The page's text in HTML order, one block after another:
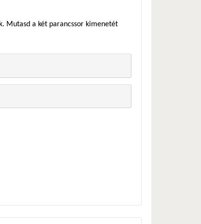
Mutasd a két parancssor kimenetét